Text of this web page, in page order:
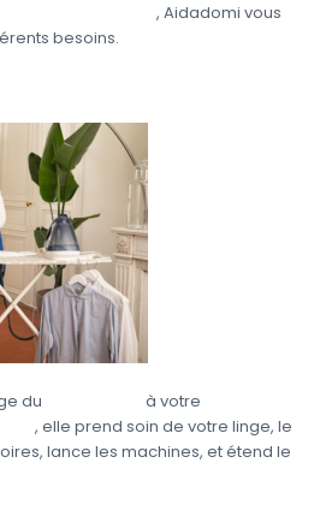
, Aidadomi vous
besoins.
du
à votre
, elle prend soin de votre linge, le
lance les machines, et étend le